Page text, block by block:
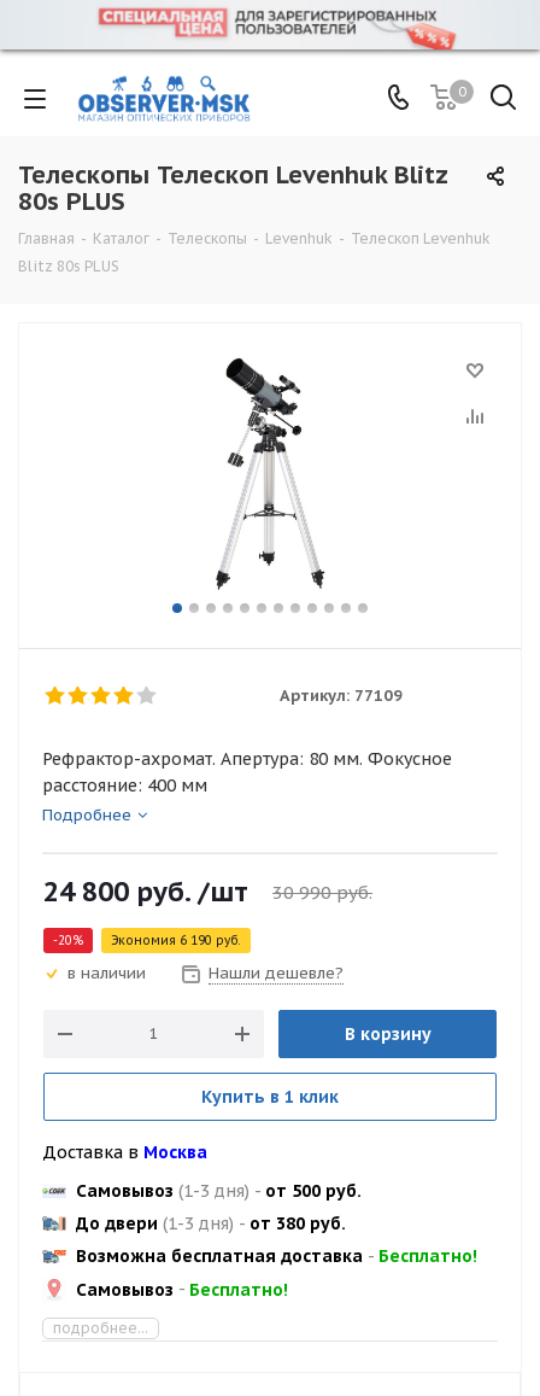
0
Телескопы Телескоп Levenhuk Blitz
80s PLUS
Главная - Каталог - Телескопы - Levenhuk - Телескоп Levenhuk
Blitz 80s PLUS
Артикул: 77109
Рефрактор-ахромат. Апертура: 80 мм. Фокусное
расстояние: 400 мм
Подробнее
24 800 руб. /шт 30 990руб.
-20% Экономия 6 190 руб.
в наличии Нашли дешевле?
В корзину
Купить в 1 клик
Доставка в Москва
Самовывоз (1-3 дня) - от 500 руб.
До двери (1-3 дня) - от 380 руб.
Возможна бесплатная доставка - Бесплатно!
Самовывоз - Бесплатно!
подробнее...